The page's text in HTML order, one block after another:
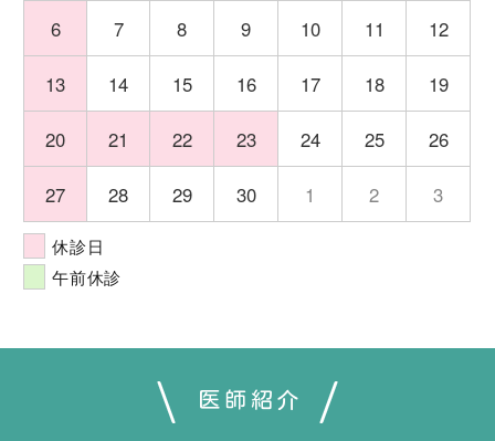
6 7 8 9 10 11 12
13 14 15 16 17 18 19
20 21 22 23 24 25 26
27 28 29 30 1 2 3
休診日
午前休診
医師紹介